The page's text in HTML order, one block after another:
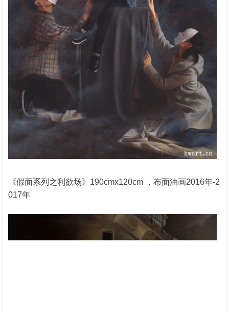
《假面系列之利欲场》190cmx120cm ，布面油画2016年-2
017年